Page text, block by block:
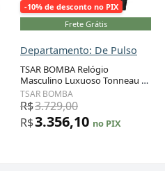
-10% de desconto no PIX
Frete Grátis
Departamento: De Pulso
TSAR BOMBA Relógio
Masculino Luxuoso Tonneau à
Prova d'Água 50M com
Cronógrafo e Calendário
TSAR BOMBA
R$3.729,00
R$3.356,10 no PIX